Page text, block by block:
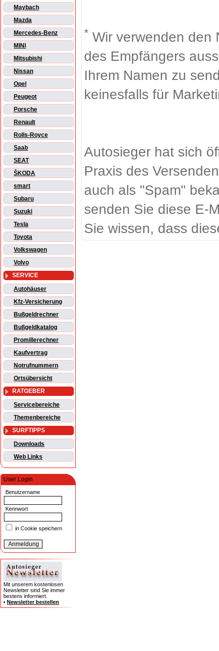
Maybach
Mazda
Mercedes-Benz
MINI
Mitsubishi
Nissan
Opel
Peugeot
Porsche
Renault
Rolls-Royce
Saab
SEAT
ŠKODA
smart
Subaru
Suzuki
Tesla
Toyota
Volkswagen
Volvo
SERVICE
Autohäuser
Kfz-Versicherung
Bußgeldrechner
Bußgeldkatalog
Promillerechner
Kaufvertrag
Notrufnummern
Ortsübersicht
RATGEBER
Servicebereiche
Themenbereiche
SURFTIPPS
Downloads
Web Links
User Login
Benutzername
Kennwort
in Cookie speichern
Mit unserem kostenlosen
Newsletter sind Sie immer
bestens informiert.
• Newsletter bestellen
* Wir verwenden den
des Empfängers
Ihrem Namen zu
keinesfalls für
Autosieger hat sich
Praxis des
auch als "Spam"
senden Sie diese E-
Sie wissen, dass